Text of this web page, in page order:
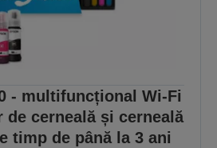
- multifuncțional Wi-Fi
de cerneală și cerneală
timp de până la 3 ani